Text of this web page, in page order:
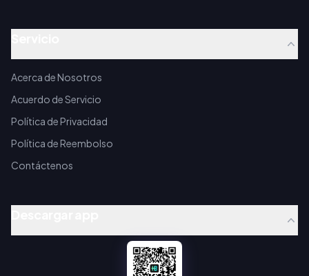
Acerca de Nosotros
Acuerdo de Servicio
Política de Privacidad
Política de Reembolso
Contáctenos